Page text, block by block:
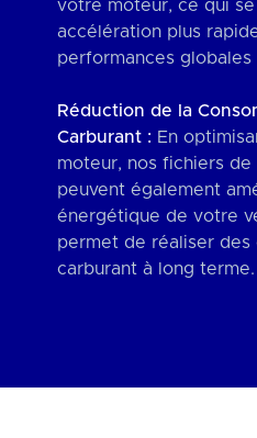
votre moteur, ce qui
accélération plus
performances globales
Réduction de la
Carburant : En
moteur, nos fichiers
peuvent également
énergétique de votre
permet de réaliser des
carburant à long terme.